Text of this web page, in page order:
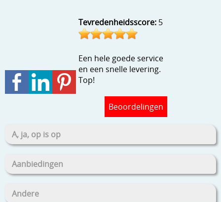
Template, mask, stencils, grids
Tevredenheidsscore: 5
Een hele goede service
en een snelle levering.
Top!
Beoordelingen
A, ja, op is op
Aanbiedingen
Andere